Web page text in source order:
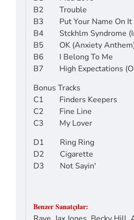
B2 Trouble
B3 Put Your Name On It
B4 Stckhlm Syndrome
B5 OK (Anxiety
B6 I Belong To Me
B7 High Expectations
Bonus Tracks
C1 Finders Keepers
C2 Fine Line
C3 My Lover
D1 Ring Ring
D2 Cigarette
D3 Not Sayin'
Benzer Sanatçılar: